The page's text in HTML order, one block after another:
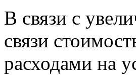
В связи с
связи
расходами на